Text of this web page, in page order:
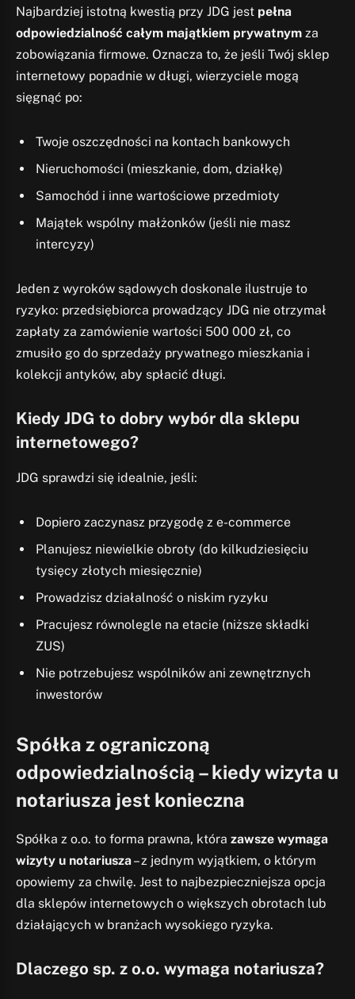
Najbardziej istotną kwestią przy JDG jest pełna
odpowiedzialność całym majątkiem prywatnym za
zobowiązania firmowe. Oznacza to, że jeśli Twój sklep
internetowy popadnie w długi, wierzyciele mogą
sięgnąć po:
Twoje oszczędności na kontach bankowych
Nieruchomości (mieszkanie, dom, działkę)
Samochód i inne wartościowe przedmioty
Majątek wspólny małżonków (jeśli nie masz
intercyzy)
Jeden z wyroków sądowych doskonale ilustruje to
ryzyko: przedsiębiorca prowadzący JDG nie otrzymał
zapłaty za zamówienie wartości 500 000 zł, co
zmusiło go do sprzedaży prywatnego mieszkania i
kolekcji antyków, aby spłacić długi.
Kiedy JDG to dobry wybór dla sklepu
internetowego?
JDG sprawdzi się idealnie, jeśli:
Dopiero zaczynasz przygodę z e-commerce
Planujesz niewielkie obroty (do kilkudziesięciu
tysięcy złotych miesięcznie)
Prowadzisz działalność o niskim ryzyku
Pracujesz równolegle na etacie (niższe składki
ZUS)
Nie potrzebujesz wspólników ani zewnętrznych
inwestorów
Spółka z ograniczoną
odpowiedzialnością – kiedy wizyta u
notariusza jest konieczna
Spółka z o.o. to forma prawna, która zawsze wymaga
wizyty u notariusza– z jednym wyjątkiem, o którym
opowiemy za chwilę. Jest to najbezpieczniejsza opcja
dla sklepów internetowych o większych obrotach lub
działających w branżach wysokiego ryzyka.
Dlaczego sp. z o.o. wymaga notariusza?